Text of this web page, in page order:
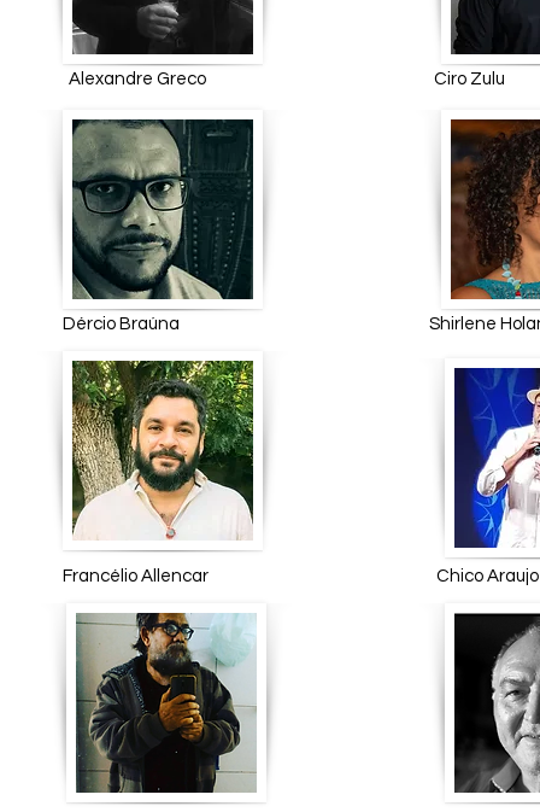
Alexandre Greco Ciro
Dércio Braúna
Francélio Allencar